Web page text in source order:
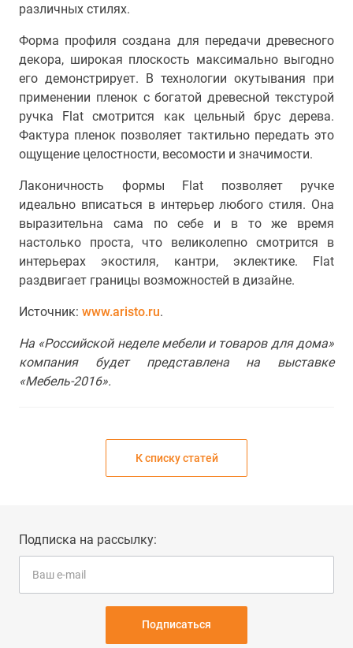
различных стилях.
Форма профиля создана для передачи древесного
декора, широкая плоскость максимально выгодно
его демонстрирует. В технологии окутывания при
применении пленок с богатой древесной текстурой
ручка Flat смотрится как цельный брус дерева.
Фактура пленок позволяет тактильно передать это
ощущение целостности, весомости и значимости.
Лаконичность формы Flat позволяет ручке
идеально вписаться в интерьер любого стиля. Она
выразительна сама по себе и в то же время
настолько проста, что великолепно смотрится в
интерьерах экостиля, кантри, эклектике. Flat
раздвигает границы возможностей в дизайне.
Источник: www.aristo.ru.
На «Российской неделе мебели и товаров для дома»
компания будет представлена на выставке
«Мебель-2016».
К списку статей
Подписка на рассылку:
Подписаться